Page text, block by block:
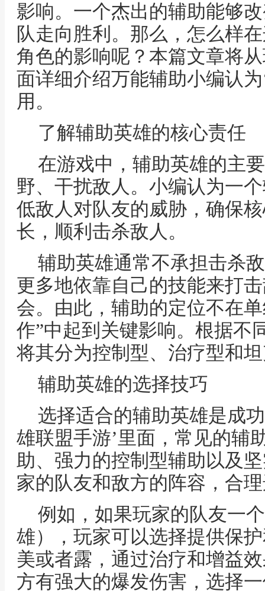
影响。一个杰出的辅助能够
队走向胜利。那么，怎么样
角色的影响呢？本篇文章将
面详细介绍万能辅助小编认
用。
了解辅助英雄的核心责任
在游戏中，辅助英雄的主
野、干扰敌人。小编认为一
低敌人对队友的威胁，确保
长，顺利击杀敌人。
辅助英雄通常不承担击杀
更多地依靠自己的技能来打
会。由此，辅助的定位不在
作”中起到关键影响。根据不
将其分为控制型、治疗型和
辅助英雄的选择技巧
选择适合的辅助英雄是成
雄联盟手游’里面，常见的辅
助、强力的控制型辅助以及
家的队友和敌方的阵容，合
例如，如果玩家的队友一
雄），玩家可以选择提供保
美或者露，通过治疗和增益
方有强大的爆发伤害，选择